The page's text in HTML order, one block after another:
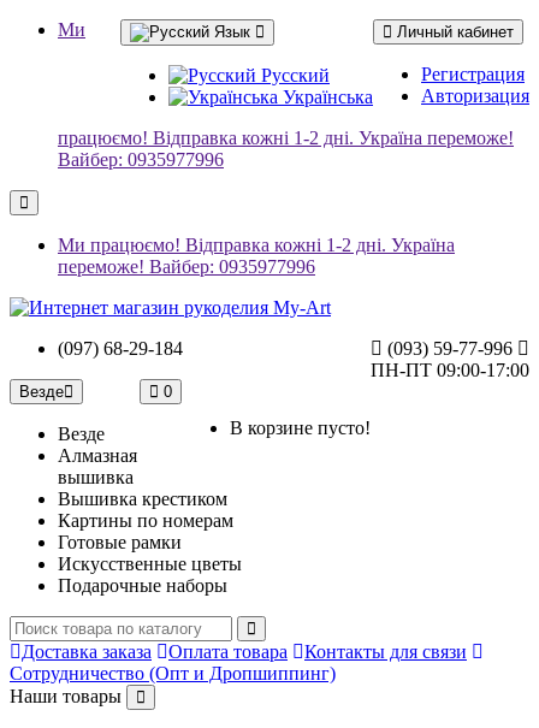
Личный кабинет
Регистрация
Авторизация
Язык
Русский
Українська
Ми
працюємо! Відправка кожні 1-2 дні. Україна переможе!
Вайбер: 0935977996
Ми працюємо! Відправка кожні 1-2 дні. Україна
переможе! Вайбер: 0935977996
(093) 59-77-996
ПН-ПТ 09:00-17:00
(097) 68-29-184
0
В корзине пусто!
Везде
Везде
Алмазная
вышивка
Вышивка крестиком
Картины по номерам
Готовые рамки
Искусственные цветы
Подарочные наборы
Доставка заказа Оплата товара
Контакты для связи
Сотрудничество (Опт и Дропшиппинг)
Наши товары